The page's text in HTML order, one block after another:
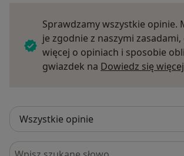
Sprawdzamy wszystkie opinie.
je zgodnie z naszymi
więcej o opiniach i sposobie
gwiazdek na Dowiedz się więcej
Szukaj w opiniach